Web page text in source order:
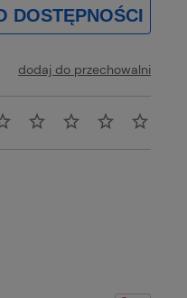
DOSTĘPNOŚCI
dodaj do przechowalni